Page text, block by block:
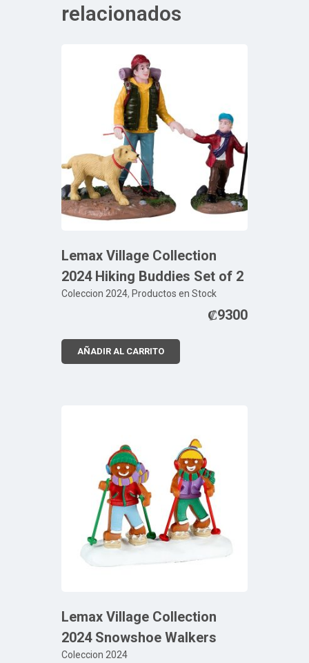
relacionados
Lemax Village Collection
2024 Hiking Buddies Set of 2
Coleccion 2024, Productos en Stock
₡9300
AÑADIR AL CARRITO
Lemax Village Collection
2024 Snowshoe Walkers
Coleccion 2024